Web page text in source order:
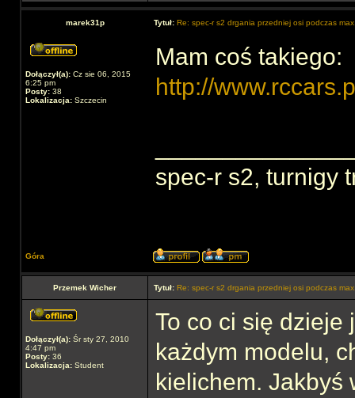
marek31p Tytuł: Re: spec-r s2 drgania przedniej osi podczas
Dołączył(a): Cz sie 06, 2015
6:25 pm
Posty: 38
Lokalizacja: Szczecin
Mam coś takiego:
http://
spec-r s2, turnigy
Góra
Przemek Wicher Tytuł: Re: spec-r s2 drgania przedniej osi podczas
Dołączył(a): Śr sty 27, 2010
4:47 pm
Posty: 36
Lokalizacja: Student
To co ci się dzieje
każdym modelu,
kielichem. Jakbyś